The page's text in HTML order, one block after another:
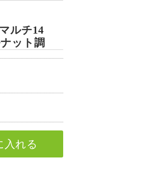
ルチ14
ット調